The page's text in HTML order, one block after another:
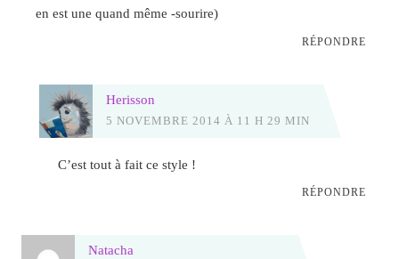
en est une quand même -sourire)
RÉPONDRE
Herisson
5 NOVEMBRE 2014 À 11 H 29 MIN
C’est tout à fait ce style !
RÉPONDRE
Natacha